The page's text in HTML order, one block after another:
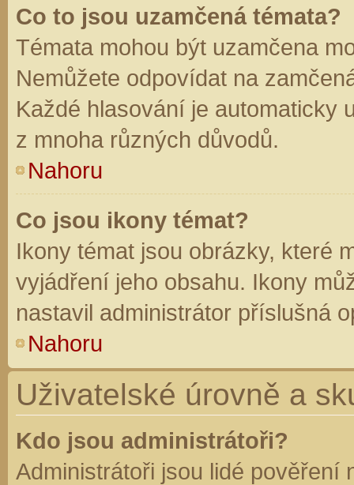
Co to jsou uzamčená témata?
Témata mohou být uzamčena
Nemůžete odpovídat na
Každé hlasování je automaticky
z mnoha různých důvodů.
Nahoru
Co jsou ikony témat?
Ikony témat jsou obrázky, které
vyjádření jeho obsahu. Ikony
nastavil administrátor příslušná
Nahoru
Uživatelské úrovně a
Kdo jsou administrátoři?
Administrátoři jsou lidé pověření